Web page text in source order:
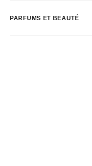
PARFUMS ET BEAUTÉ